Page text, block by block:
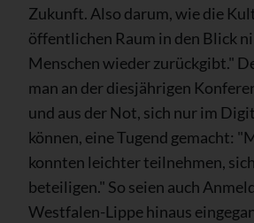
Zukunft. Also darum, wie die
öffentlichen Raum in den Blick
Menschen wieder zurückgibt."
man an der diesjährigen
und aus der Not, sich nur im
können, eine Tugend gemacht:
konnten leichter teilnehmen,
beteiligen." So seien auch
Westfalen-Lippe hinaus